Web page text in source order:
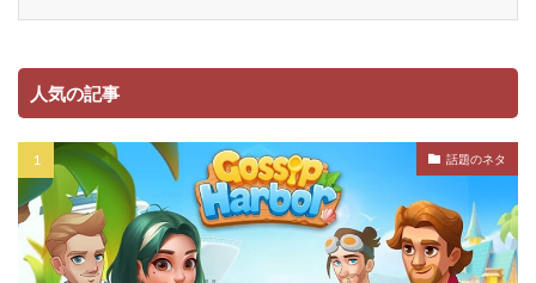
人気の記事
話題のネタ